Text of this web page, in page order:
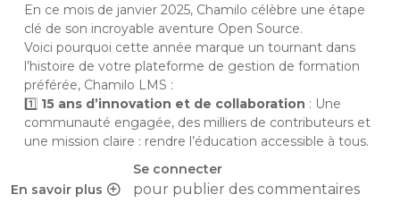
En savoir plus
sur 15 ans déjà, et toujours avec vous : Happy you Chamilo !
Se connecter
pour publier des commentaires
En ce mois de janvier 2025, Chamilo célèbre une étape
clé de son incroyable aventure Open Source.
Voici pourquoi cette année marque un tournant dans
l’histoire de votre plateforme de gestion de formation
préférée, Chamilo LMS :
1️⃣ 15 ans d’innovation et de collaboration : Une
communauté engagée, des milliers de contributeurs et
une mission claire : rendre l’éducation accessible à tous.